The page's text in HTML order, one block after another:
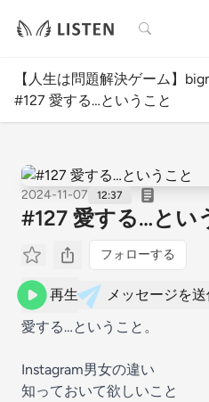
検索
【人生は問題解決ゲーム】
#127 愛する…ということ
2024-11-07 12:37
#127 愛する…とい
フォローする
再生
メッセージを
愛する…ということ。
Instagram男女の違い
知っておいて欲しいこと